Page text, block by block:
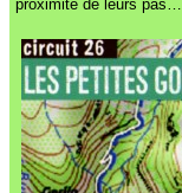
proximité de leurs pas…